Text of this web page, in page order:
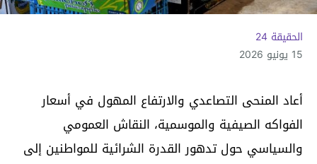
الحقيقة 24
15 يونيو 2026
أعاد المنحى التصاعدي والارتفاع المهول في أسعار
الفواكه الصيفية والموسمية، النقاش العمومي
والسياسي حول تدهور القدرة الشرائية للمواطنين إلى